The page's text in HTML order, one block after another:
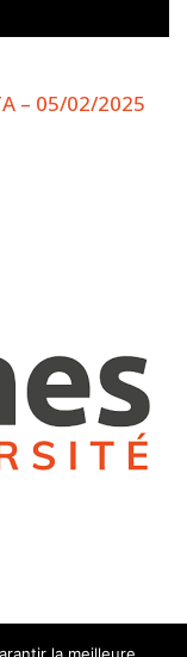
– 05/02/2025
la meilleure